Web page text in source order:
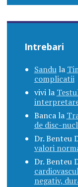
Intrebari
Sandula
complicatii
vivila
Bancala
de disc-
Dr. Benteu
valori
Dr. Benteu
negativ,